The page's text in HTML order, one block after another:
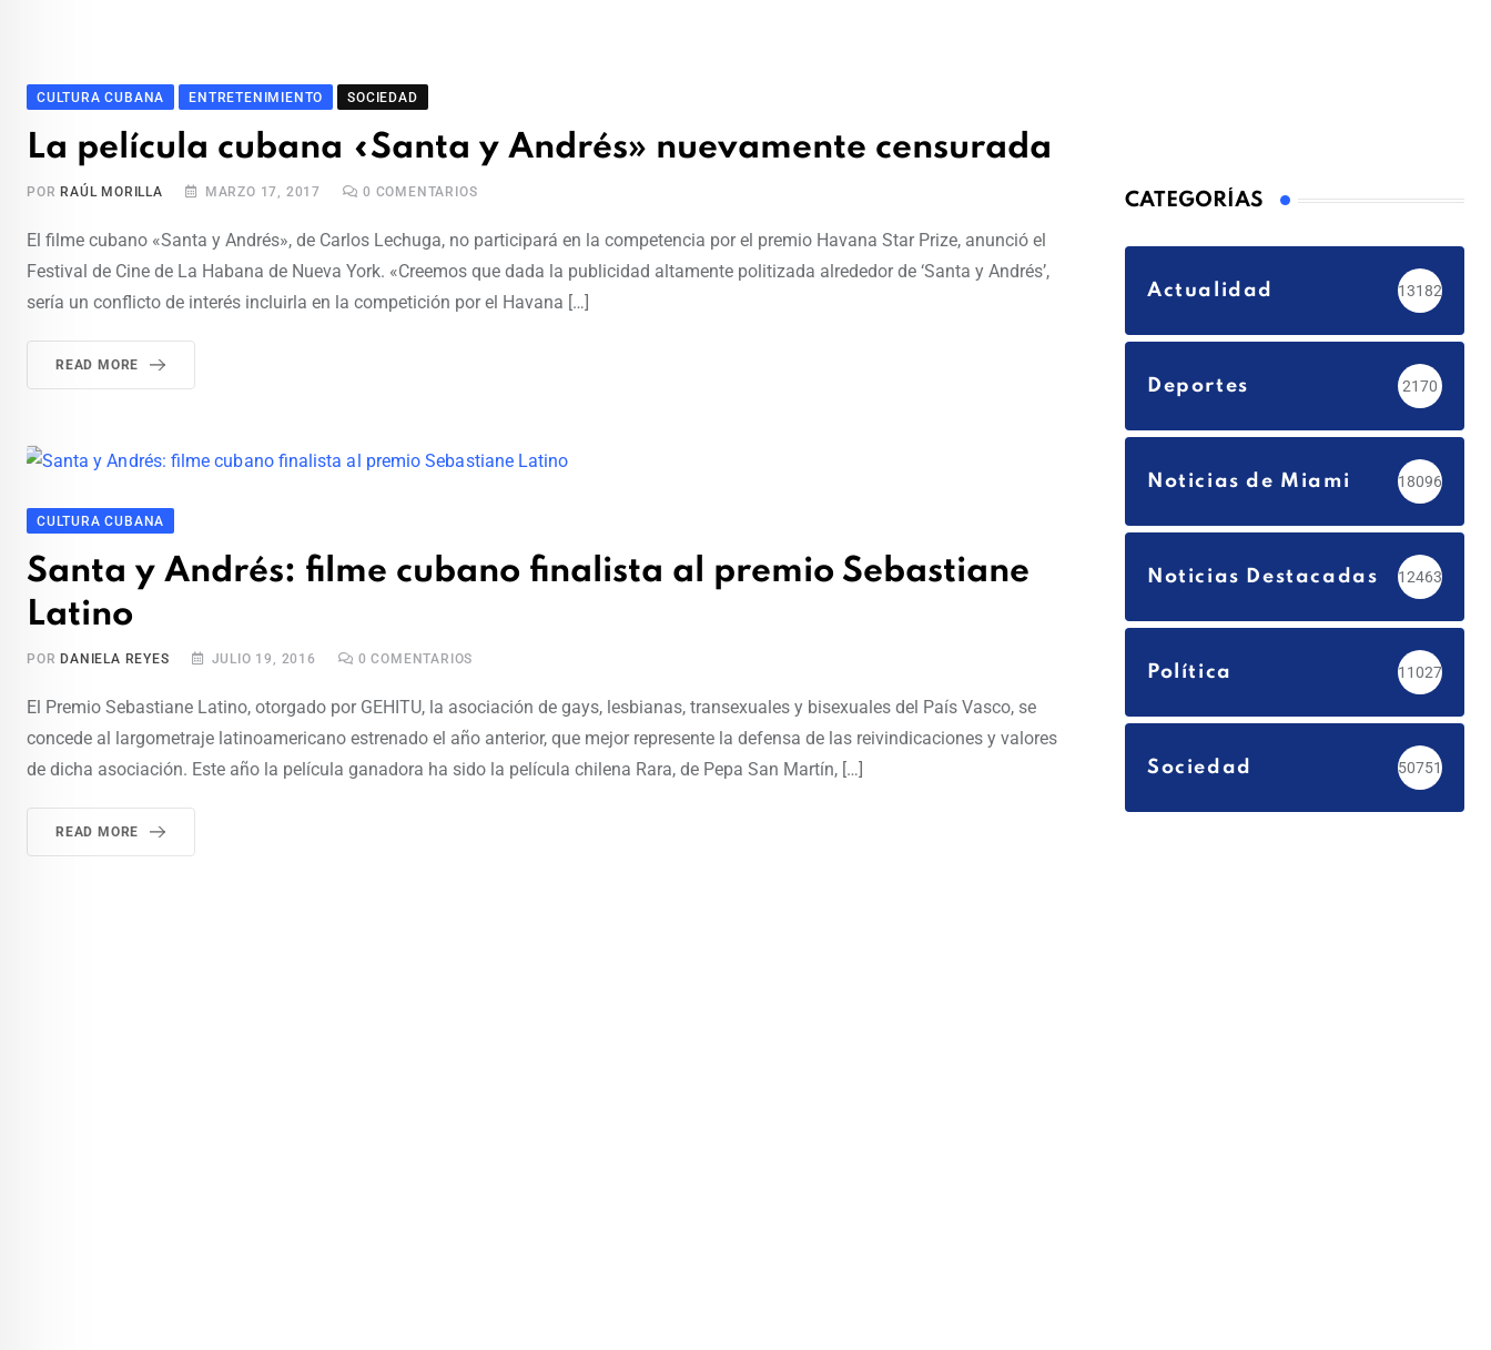
CULTURA CUBANA ENTRETENIMIENTO SOCIEDAD
La película cubana «Santa y Andrés» nuevamente censurada
POR RAÚL MORILLA MARZO 17, 2017 0 COMENTARIOS
El filme cubano «Santa y Andrés», de Carlos Lechuga, no participará en la competencia por el premio Havana Star Prize, anunció el
Festival de Cine de La Habana de Nueva York. «Creemos que dada la publicidad altamente politizada alrededor de ‘Santa y Andrés’,
sería un conflicto de interés incluirla en la competición por el Havana […]
READ MORE
CULTURA CUBANA
Santa y Andrés: filme cubano finalista al premio Sebastiane
Latino
POR DANIELA REYES JULIO 19, 2016 0 COMENTARIOS
El Premio Sebastiane Latino, otorgado por GEHITU, la asociación de gays, lesbianas, transexuales y bisexuales del País Vasco, se
concede al largometraje latinoamericano estrenado el año anterior, que mejor represente la defensa de las reivindicaciones y valores
de dicha asociación. Este año la película ganadora ha sido la película chilena Rara, de Pepa San Martín, […]
READ MORE
CATEGORÍAS
Actualidad 13182
Deportes 2170
Noticias de Miami 18096
Noticias Destacadas 12463
Política 11027
Sociedad 50751